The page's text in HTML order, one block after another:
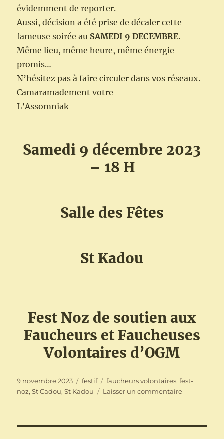
évidemment de reporter.
Aussi, décision a été prise de décaler cette
fameuse soirée au SAMEDI 9 DECEMBRE.
Même lieu, même heure, même énergie
promis…
N’hésitez pas à faire circuler dans vos réseaux.
Camaramadement votre
L’Assomniak
Samedi 9 décembre 2023
– 18 H
Salle des Fêtes
St Kadou
Fest Noz de soutien aux
Faucheurs et Faucheuses
Volontaires d’OGM
Publié
le
9 novembre 2023 Catégories
festif Étiquettes
faucheurs volontaires,fest-
noz,St Cadou,St Kadou Laisser un commentairesur